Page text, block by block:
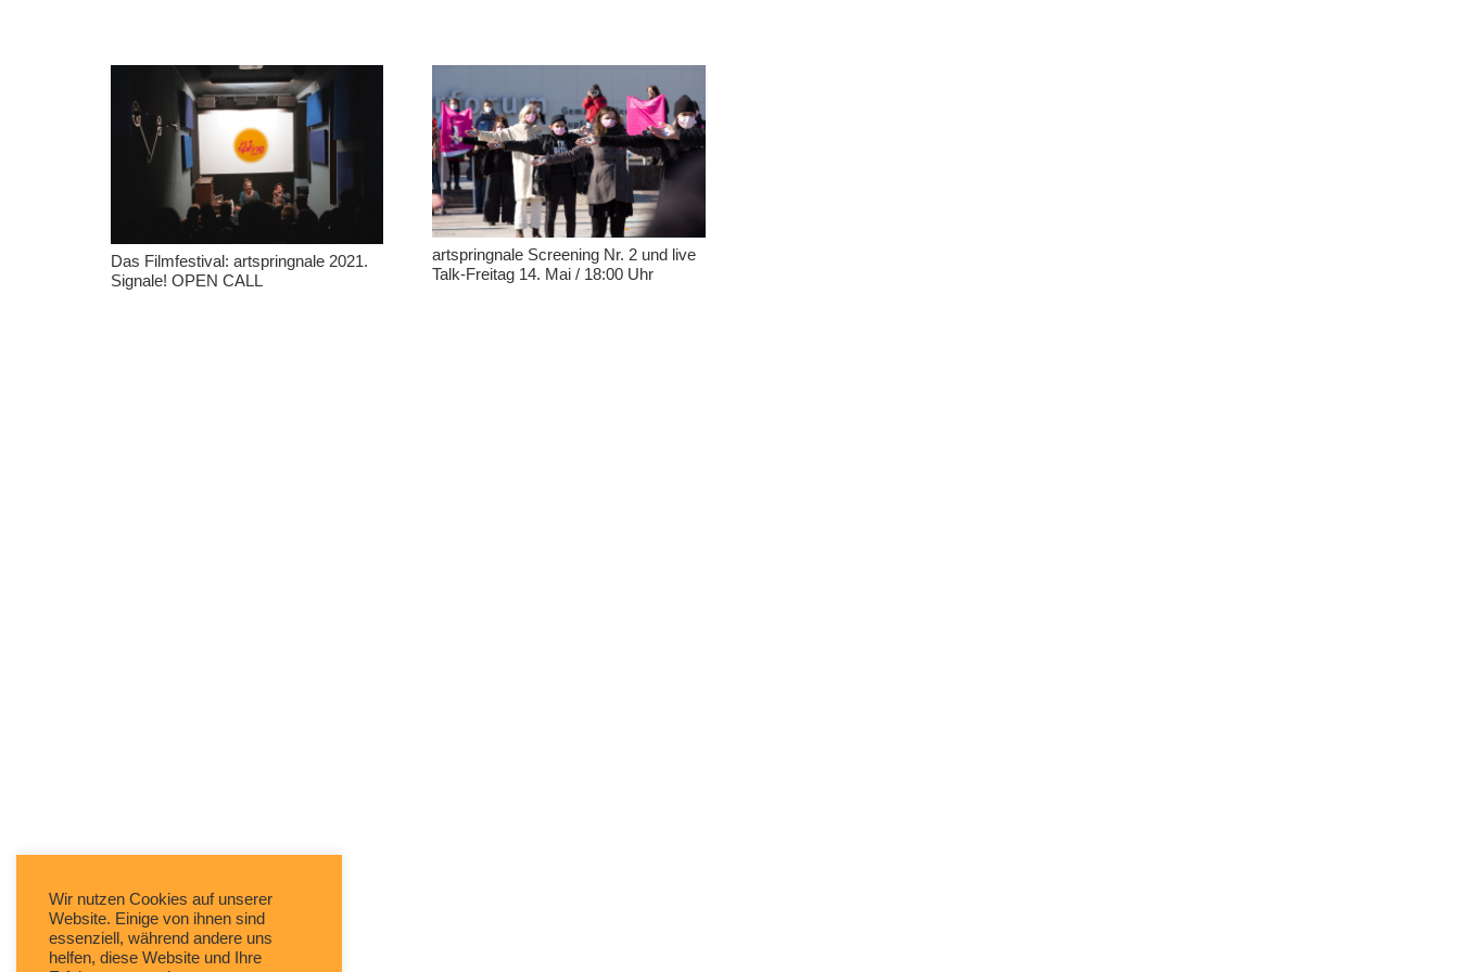
Das Filmfestival: artspringnale 2021.
Signale! OPEN CALL
artspringnale Screening Nr. 2 und live
Talk-Freitag 14. Mai / 18:00 Uhr
Wir nutzen Cookies auf unserer
Website. Einige von ihnen sind
essenziell, während andere uns
helfen, diese Website und Ihre